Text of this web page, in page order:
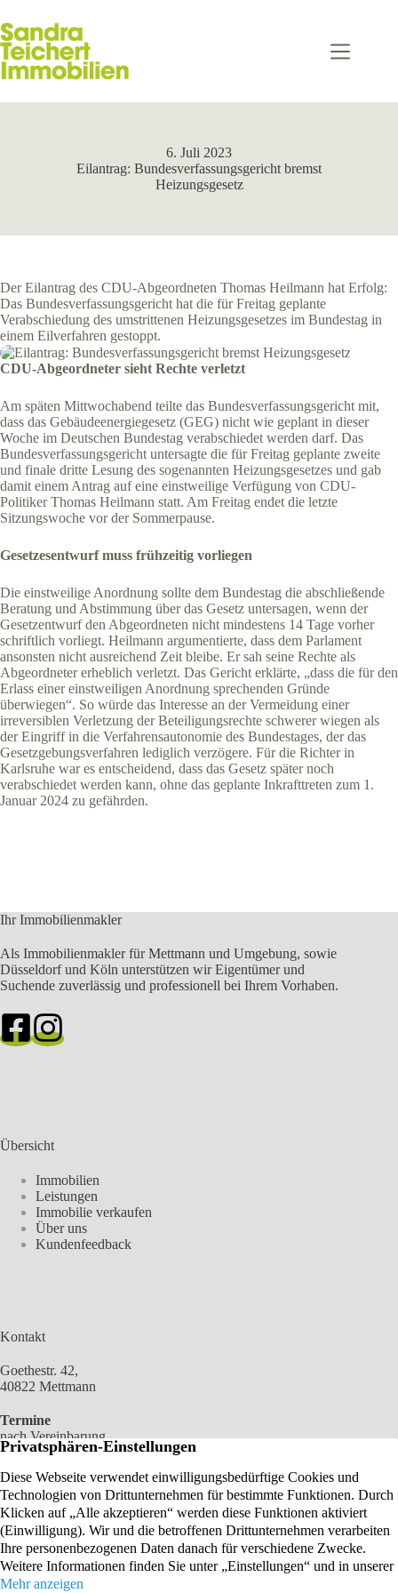
Inhalt
springen
6. Juli 2023
Eilantrag: Bundesverfassungsgericht bremst
Heizungsgesetz
Der Eilantrag des CDU-Abgeordneten Thomas Heilmann hat Erfolg:
Das Bundesverfassungsgericht hat die für Freitag geplante
Verabschiedung des umstrittenen Heizungsgesetzes im Bundestag in
einem Eilverfahren gestoppt.
CDU-Abgeordneter sieht Rechte verletzt
Am späten Mittwochabend teilte das Bundesverfassungsgericht mit,
dass das Gebäudeenergiegesetz (GEG) nicht wie geplant in dieser
Woche im Deutschen Bundestag verabschiedet werden darf. Das
Bundesverfassungsgericht untersagte die für Freitag geplante zweite
und finale dritte Lesung des sogenannten Heizungsgesetzes und gab
damit einem Antrag auf eine einstweilige Verfügung von CDU-
Politiker Thomas Heilmann statt. Am Freitag endet die letzte
Sitzungswoche vor der Sommerpause.
Gesetzesentwurf muss frühzeitig vorliegen
Die einstweilige Anordnung sollte dem Bundestag die abschließende
Beratung und Abstimmung über das Gesetz untersagen, wenn der
Gesetzentwurf den Abgeordneten nicht mindestens 14 Tage vorher
schriftlich vorliegt. Heilmann argumentierte, dass dem Parlament
ansonsten nicht ausreichend Zeit bleibe. Er sah seine Rechte als
Abgeordneter erheblich verletzt. Das Gericht erklärte, „dass die für den
Erlass einer einstweiligen Anordnung sprechenden Gründe
überwiegen“. So würde das Interesse an der Vermeidung einer
irreversiblen Verletzung der Beteiligungsrechte schwerer wiegen als
der Eingriff in die Verfahrensautonomie des Bundestages, der das
Gesetzgebungsverfahren lediglich verzögere. Für die Richter in
Karlsruhe war es entscheidend, dass das Gesetz später noch
verabschiedet werden kann, ohne das geplante Inkrafttreten zum 1.
Januar 2024 zu gefährden.
Ihr Immobilienmakler
Als Immobilienmakler für Mettmann und Umgebung, sowie
Düsseldorf und Köln unterstützen wir Eigentümer und
Suchende zuverlässig und professionell bei Ihrem Vorhaben.
Übersicht
Immobilien
Leistungen
Immobilie verkaufen
Über uns
Kundenfeedback
Kontakt
Goethestr. 42,
40822 Mettmann
Termine
nach Vereinbarung